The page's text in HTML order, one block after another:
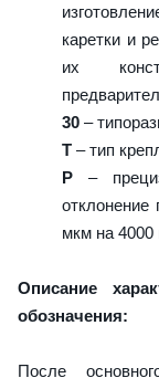
каретки и
их
30 –
T – тип
P –
отклонение
мкм на 4000
Описание
обозначения:
После